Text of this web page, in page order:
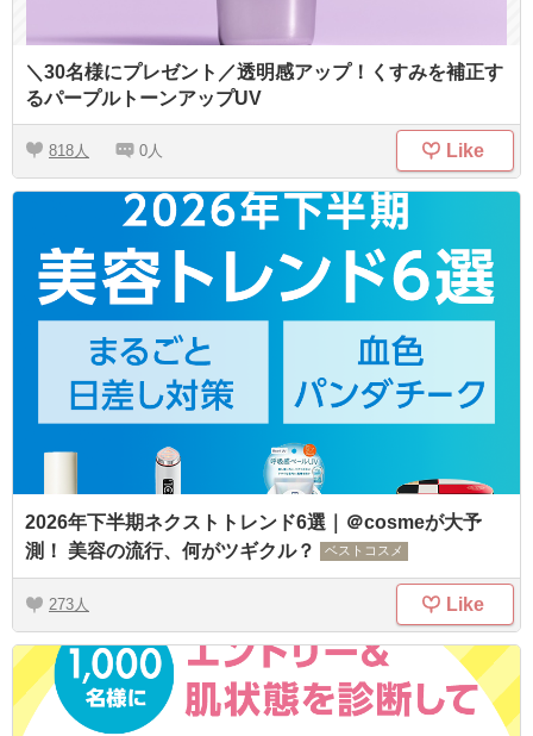
＼30名様にプレゼント／透明感アップ！くすみを補正す
るパープルトーンアップUV
818 0 Like
2026年下半期ネクストトレンド6選｜＠cosmeが大予
測！ 美容の流行、何がツギクル？
ベストコスメ
273 Like